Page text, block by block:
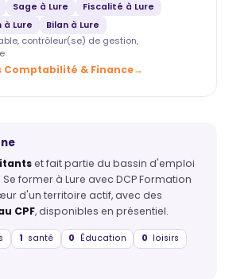
Sage à Lure
Fiscalité à Lure
Lure
Bilan à Lure
contrôleur(se) de gestion,
& Finance
et fait partie du bassin d'emploi
former à Lure avec DCP Formation
d'un territoire actif, avec des
CPF, disponibles en présentiel.
1 santé 0 Éducation 0 loisirs